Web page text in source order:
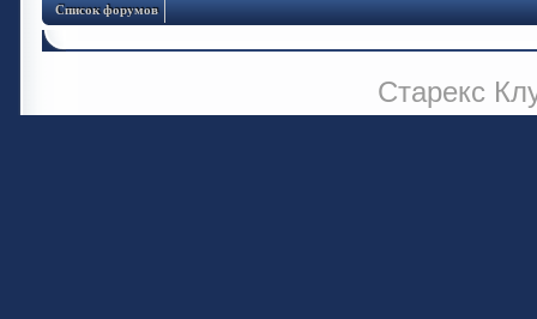
Список форумов
Старекс